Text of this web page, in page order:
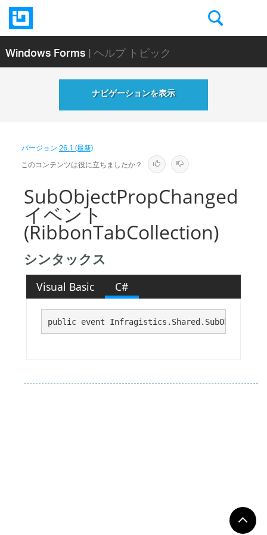
Windows Forms| ヘルプ トピック
ナビゲーションを表示
バージョン26.1 (最新)
このコンテンツは役に立ちましたか？
SubObjectPropChanged
イベント
(RibbonTabCollection)
シンタックス
Visual Basic C#
public event